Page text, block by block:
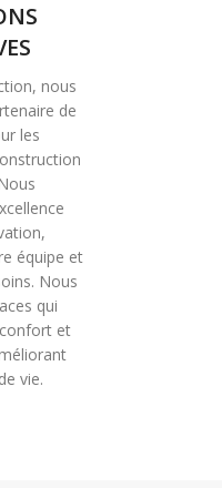
nous
de
les
équipe et
Nous
qui
et
vie.